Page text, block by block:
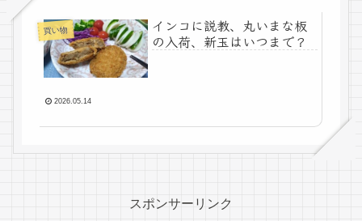
買い物
インコに説教、丸いまな板
の入荷、新玉はいつまで？
2026.05.14
スポンサーリンク